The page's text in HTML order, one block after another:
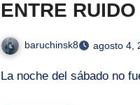
ENTRE
baruchinsk8 agosto 4,
La noche del sábado no